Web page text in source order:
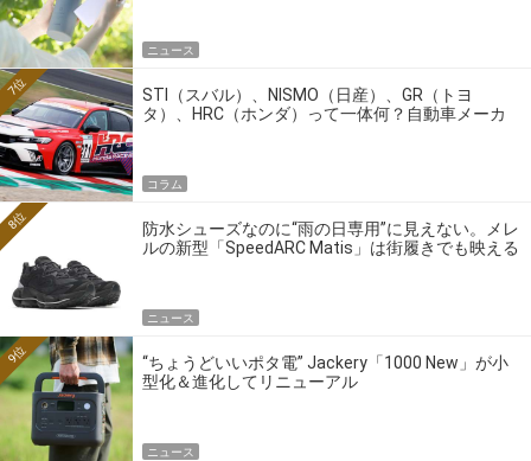
ニュース
STI（スバル）、NISMO（日産）、GR（トヨ
タ）、HRC（ホンダ）って一体何？自動車メーカ
7位
コラム
防水シューズなのに“雨の日専用”に見えない。メレ
ルの新型「SpeedARC Matis」は街履きでも映える
8位
ニュース
“ちょうどいいポタ電” Jackery「1000 New」が小
型化＆進化してリニューアル
9位
ニュース